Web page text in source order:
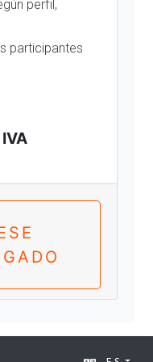
perfil,
participantes